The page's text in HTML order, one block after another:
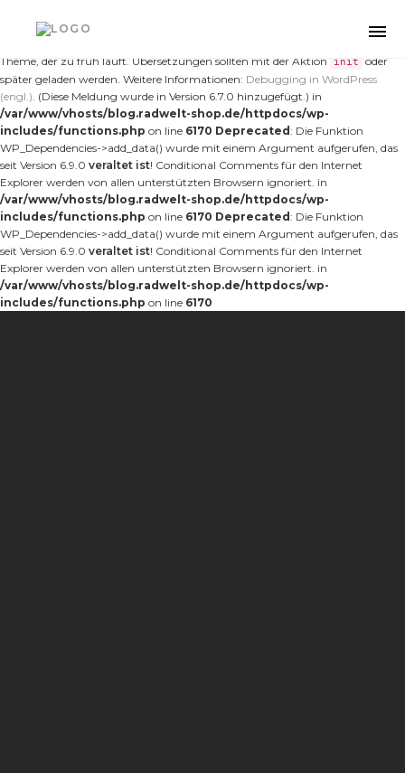
aufgerufen. Das Laden der Übersetzung für die Domain
wurde
Theme, der zu früh läuft. Übersetzungen sollten mit der Aktion
init
oder
später geladen werden. Weitere Informationen: Debugging in WordPress
(engl.). (Diese Meldung wurde in Version 6.7.0 hinzugefügt.) in
/var/www/vhosts/blog.radwelt-shop.de/httpdocs/wp-
includes/functions.php on line 6170 Deprecated : Die Funktion
WP_Dependencies->add_data() wurde mit einem Argument aufgerufen, das
seit Version 6.9.0 veraltet ist! Conditional Comments für den Internet
Explorer werden von allen unterstützten Browsern ignoriert. in
/var/www/vhosts/blog.radwelt-shop.de/httpdocs/wp-
includes/functions.php on line 6170 Deprecated : Die Funktion
WP_Dependencies->add_data() wurde mit einem Argument aufgerufen, das
seit Version 6.9.0 veraltet ist! Conditional Comments für den Internet
Explorer werden von allen unterstützten Browsern ignoriert. in
/var/www/vhosts/blog.radwelt-shop.de/httpdocs/wp-
includes/functions.php on line 6170